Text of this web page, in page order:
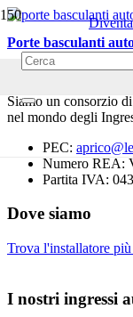
Porte basculanti
Siamo un consorzio
nel mondo degli
PEC:
Numero REA:
Partita IVA:
Dove siamo
Trova l'installatore
I nostri ingressi